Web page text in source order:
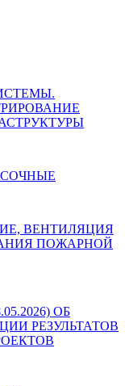
ВЕНТИЛЯЦИЯ
ПОЖАРНОЙ
ОБ
РЕЗУЛЬТАТОВ